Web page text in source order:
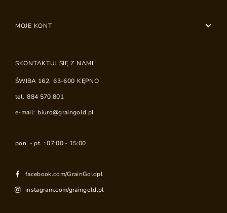
MOJE KONT
SKONTAKTUJ SIĘ Z NAMI
ŚWIBA 162, 63-600 KĘPNO
tel. 884 570 801
e-mail: biuro@graingold.pl
pon. - pt. : 07:00 - 15:00
facebook.com/GrainGoldpl
instagram.com/graingold.pl